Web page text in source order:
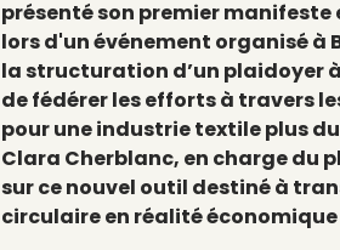
présenté son premier
lors d'un événement organisé à
la structuration d’un plaidoyer à
de fédérer les efforts à travers
pour une industrie textile plus
Clara Cherblanc, en charge du
sur ce nouvel outil destiné à
circulaire en réalité